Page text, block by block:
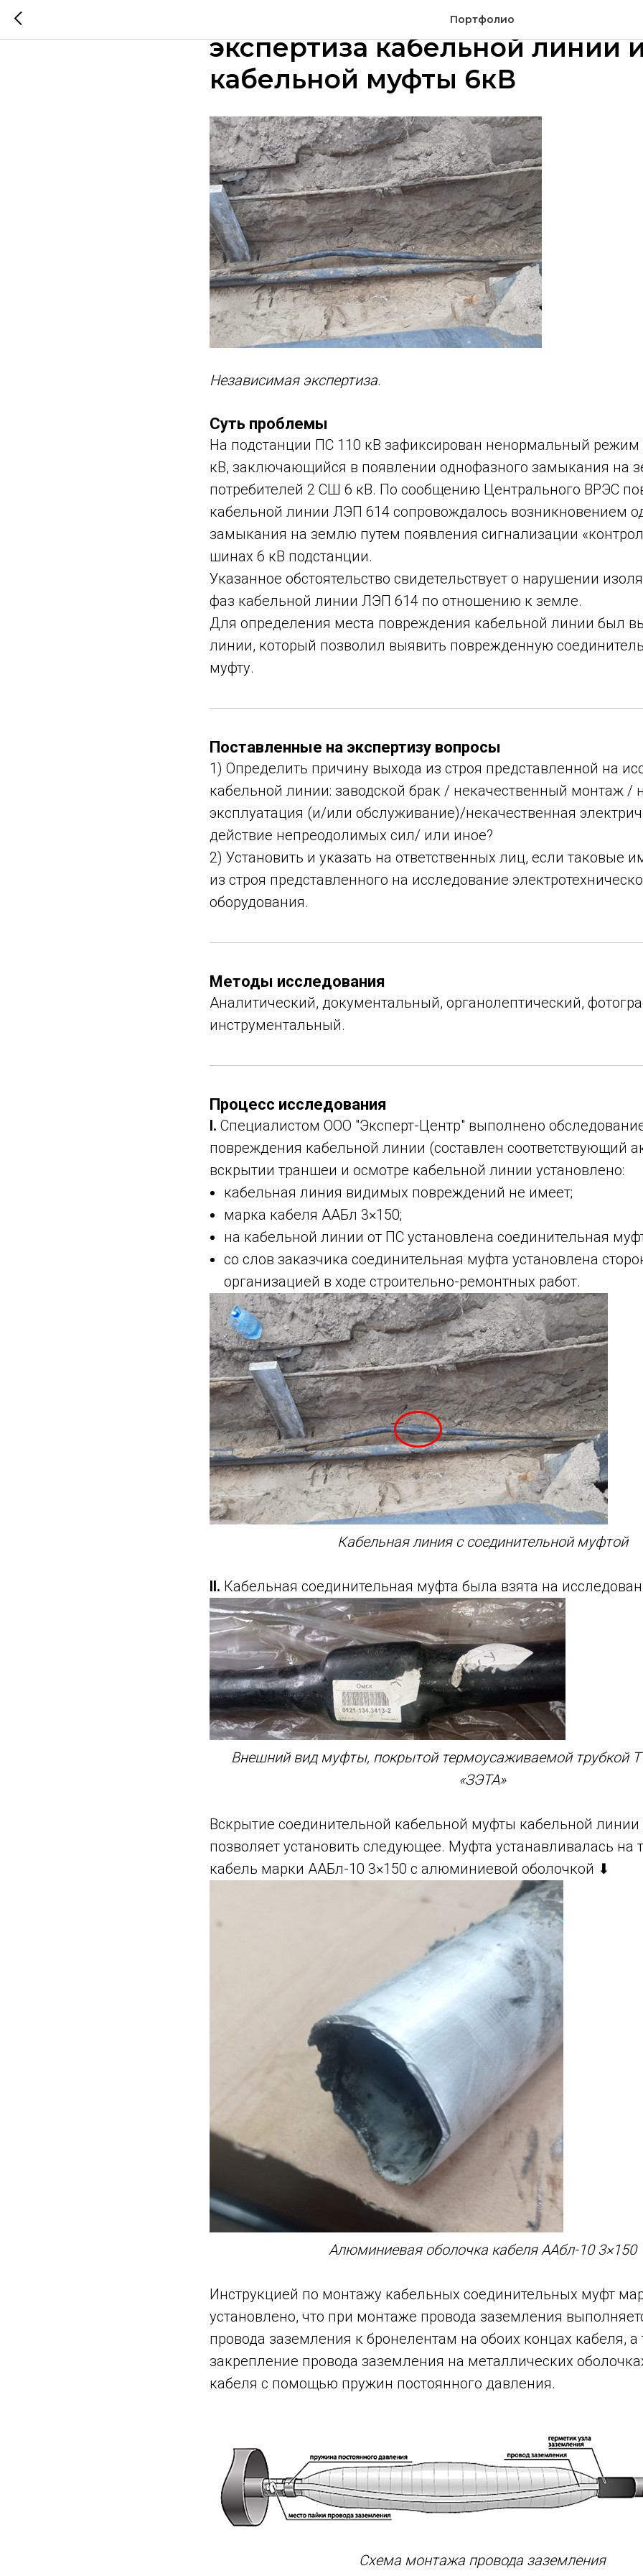
Портфолио
Независимая
экспертиза кабельной линии
кабельной муфты 6кВ
Независимая экспертиза.
Суть проблемы
На подстанции ПС 110 кВ зафиксирован ненормальный режим
кВ, заключающийся в появлении однофазного замыкания на
потребителей 2 СШ 6 кВ. По сообщению Центрального ВРЭС
кабельной линии ЛЭП 614 сопровождалось возникновением
замыкания на землю путем появления сигнализации
шинах 6 кВ подстанции.
Указанное обстоятельство свидетельствует о нарушении
фаз кабельной линии ЛЭП 614 по отношению к земле.
Для определения места повреждения кабельной линии был
линии, который позволил выявить поврежденную
муфту.
Поставленные на экспертизу вопросы
1) Определить причину выхода из строя представленной на
кабельной линии: заводской брак / некачественный монтаж
эксплуатация (и/или обслуживание)/некачественная
действие непреодолимых сил/ или иное?
2) Установить и указать на ответственных лиц, если таковые
из строя представленного на исследование
оборудования.
Методы исследования
Аналитический, документальный, органолептический,
инструментальный.
Процесс исследования
I. Специалистом ООО "Эксперт-Центр" выполнено
повреждения кабельной линии (составлен соответствующий
вскрытии траншеи и осмотре кабельной линии установлено:
кабельная линия видимых повреждений не имеет;
марка кабеля ААБл 3×150;
на кабельной линии от ПС установлена соединительная
со слов заказчика соединительная муфта установлена
организацией в ходе строительно-ремонтных работ.
Кабельная линия с соединительной муфтой
II. Кабельная соединительная муфта была взята на
Внешний вид муфты, покрытой термоусаживаемой трубкой
«ЗЭТА»
Вскрытие соединительной кабельной муфты кабельной
позволяет установить следующее. Муфта устанавливалась на
кабель марки ААБл-10 3×150 с алюминиевой оболочкой ⬇
Алюминиевая оболочка кабеля ААбл-10 3×150
Инструкцией по монтажу кабельных соединительных муфт
установлено, что при монтаже провода заземления
провода заземления к бронелентам на обоих концах кабеля, а
закрепление провода заземления на металлических
кабеля с помощью пружин постоянного давления.
Схема монтажа провода заземления